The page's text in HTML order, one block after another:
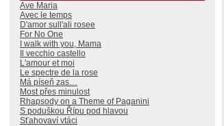
Ave Maria
Avec le temps
D'amor sull'ali rosee
For No One
I walk with you, Mama
Il vecchio castello
L'amour et moi
Le spectre de la rose
Má píseň zas…
Most přes minulost
Rhapsody on a Theme of Paganini
S poduškou Řípu pod hlavou
Sťahovaví vtáci